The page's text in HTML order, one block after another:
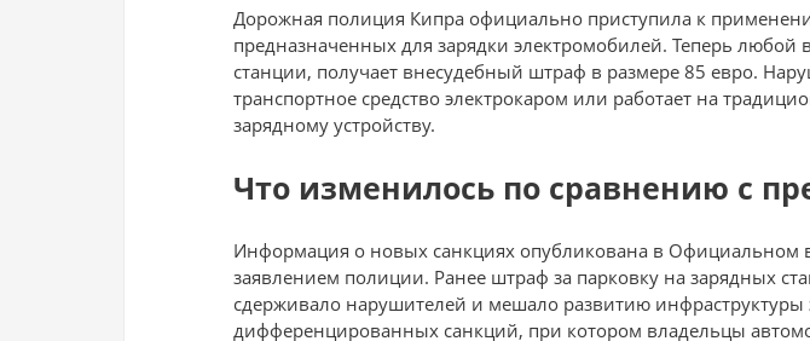
Дорожная полиция Кипра официально приступила к
предназначенных для зарядки электромобилей. Теперь
станции, получает внесудебный штраф в размере 85 евро.
транспортное средство электрокаром или работает на
зарядному устройству.
Что изменилось по сравнению с
Информация о новых санкциях опубликована в Официальном
заявлением полиции. Ранее штраф за парковку на зарядных
сдерживало нарушителей и мешало развитию
дифференцированных санкций, при котором владельцы